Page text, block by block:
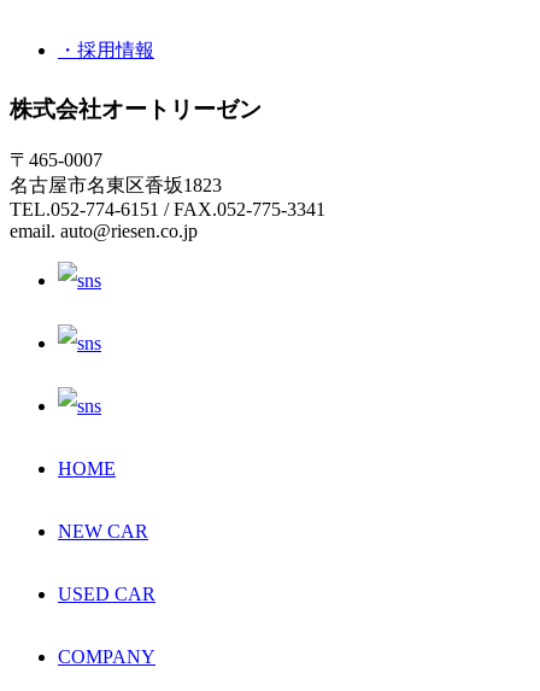
・採用情報
株式会社オートリーゼン
〒465-0007
名古屋市名東区香坂1823
TEL.052-774-6151 / FAX.052-775-3341
email. auto@riesen.co.jp
HOME
NEW CAR
USED CAR
COMPANY